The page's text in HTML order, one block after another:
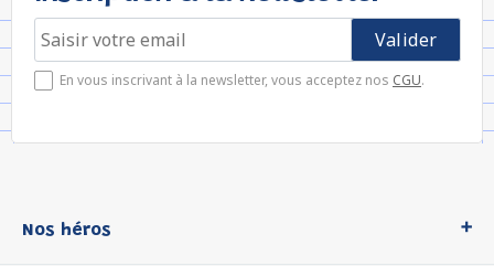
En vous inscrivant à la newsletter, vous acceptez nos CGU.
Nos héros